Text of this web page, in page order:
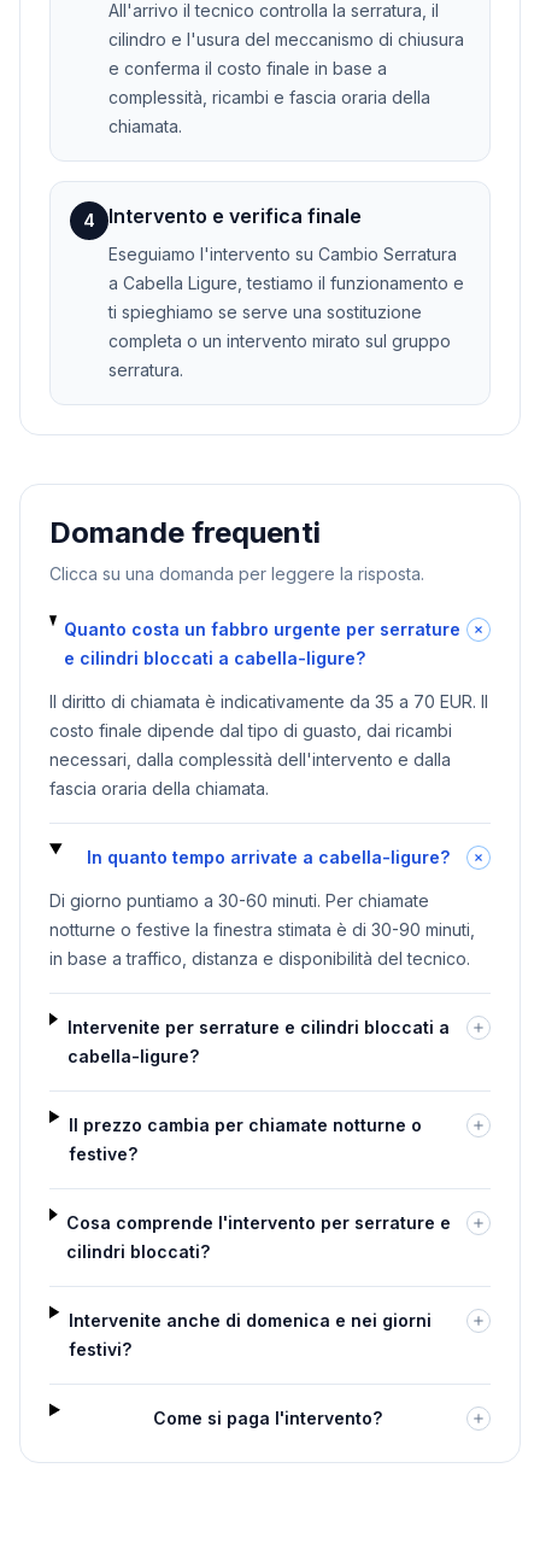
All'arrivo il tecnico controlla la serratura, il
cilindro e l'usura del meccanismo di chiusura
e conferma il costo finale in base a
complessità, ricambi e fascia oraria della
chiamata.
4 Intervento e verifica finale
Eseguiamo l'intervento su Cambio Serratura
a Cabella Ligure, testiamo il funzionamento e
ti spieghiamo se serve una sostituzione
completa o un intervento mirato sul gruppo
serratura.
Domande frequenti
Clicca su una domanda per leggere la risposta.
Quanto costa un fabbro urgente per serrature
e cilindri bloccati a cabella-ligure?
Il diritto di chiamata è indicativamente da 35 a 70 EUR. Il
costo finale dipende dal tipo di guasto, dai ricambi
necessari, dalla complessità dell'intervento e dalla
fascia oraria della chiamata.
In quanto tempo arrivate a cabella-ligure?
Di giorno puntiamo a 30-60 minuti. Per chiamate
notturne o festive la finestra stimata è di 30-90 minuti,
in base a traffico, distanza e disponibilità del tecnico.
Intervenite per serrature e cilindri bloccati a
cabella-ligure?
Il prezzo cambia per chiamate notturne o
festive?
Cosa comprende l'intervento per serrature e
cilindri bloccati?
Intervenite anche di domenica e nei giorni
festivi?
Come si paga l'intervento?